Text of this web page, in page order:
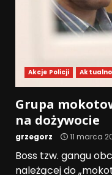
Akcje Policji
Grupa
na dożywocie
grzegorz 11 marca
Boss tzw. gangu
należącej do